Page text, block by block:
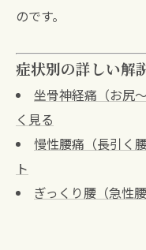
のです。
症状別の詳しい解
坐骨神経痛（お尻
く見る
慢性腰痛（長引く
ト
ぎっくり腰（急性